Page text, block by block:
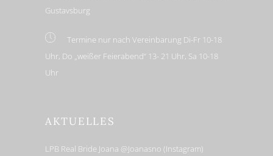
Gustavsburg
Termine nur nach Vereinbarung Di-Fr 10-18
Uhr, Do „weißer Feierabend“ 13- 21 Uhr, Sa 10-18
Uhr
AKTUELLES
LPB Real Bride Joana @joanasno (Instagram)